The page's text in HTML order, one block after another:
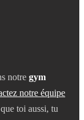
notre gym
notre équipe
toi aussi, tu